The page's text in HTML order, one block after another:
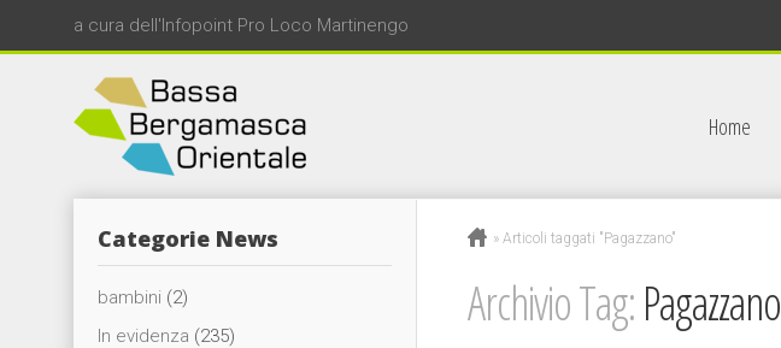
a cura dell'Infopoint Pro Loco Martinengo
Home
» Articoli taggati "Pagazzano"
Archivio Tag:Pagazzano
Categorie News
bambini (2)
In evidenza (235)